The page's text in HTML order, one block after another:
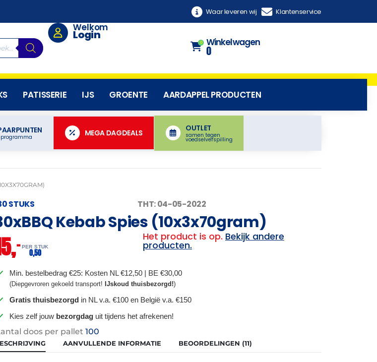
Waar leveren wij Klantenservice
Welkom
Login
0 Winkelwagen
0
PATISSERIE IJS GROENTE AARDAPPEL PRODUCTEN
MEGA DAGDEALS
OUTLET
samen tegen
voedselverspilling
STUKS THT: 04-05-2022
Kebab Spies (10x3x70gram)
– PER STUK
0,50
Het product is op. Bekijk andere
producten.
Min. bestelbedrag €25: Kosten NL €12,50 | BE €30,00
(Diepgevroren gekoeld transport!IJskoud thuisbezorgd!)
Gratis thuisbezorgd in NL v.a. €100 en België v.a. €150
Kies zelf jouw bezorgdag uit tijdens het afrekenen!
doos per pallet100
AANVULLENDE INFORMATIE BEOORDELINGEN (11)